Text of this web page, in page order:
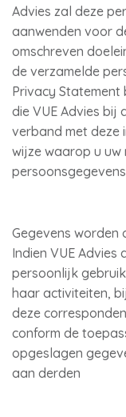
Advies zal deze
aanwenden voor
omschreven
de verzamelde
Privacy
die VUE Advies bij
verband met deze
wijze waarop u uw
Gegevens worden
Indien VUE
persoonlijk
haar activiteiten,
deze
conform de
opgeslagen
aan derden